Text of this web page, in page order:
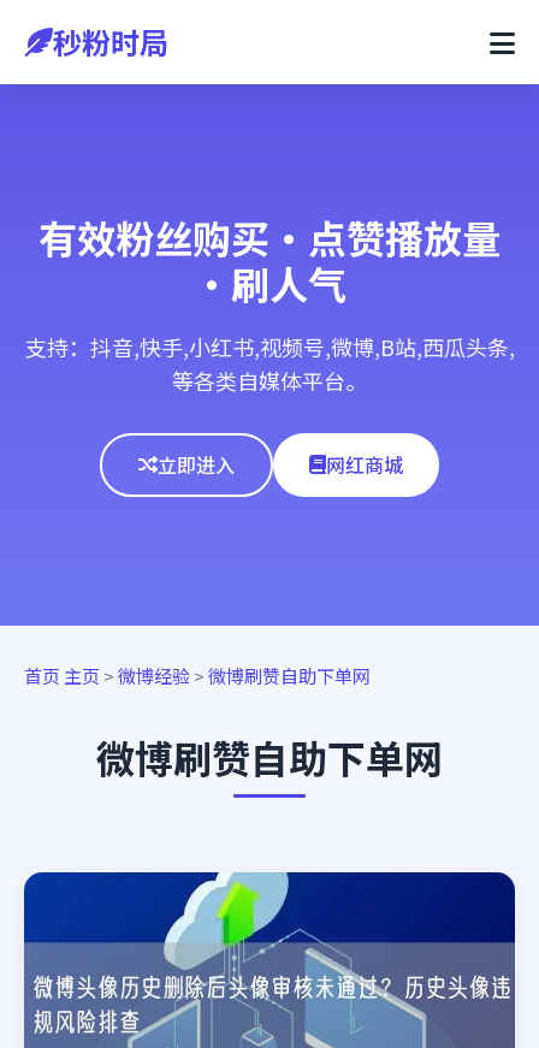
秒粉时局
有效粉丝购买·点赞播放量
·刷人气
支持：抖音,快手,小红书,视频号,微博,B站,西瓜头条,
等各类自媒体平台。
立即进入 网红商城
首页 主页 >微博经验>微博刷赞自助下单网
微博刷赞自助下单网